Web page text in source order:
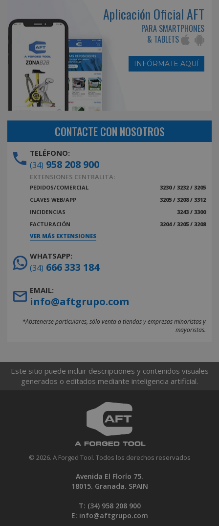
Aplicación Oficial AFT
PARA SMARTPHONES
& TABLETS
INFÓRMATE AQUÍ
CONTACTE CON NOSOTROS
TELÉFONO:
(34) 958 208 900
EXTENSIONES CENTRALITA:
PEDIDOS/COMERCIAL
3230 / 3232 / 3205
CLAVES WEB/APP
3205 / 3208 / 3312
INCIDENCIAS
3243 / 3300
FACTURACIÓN
3204 / 3205 / 3208
VER MÁS EXTENSIONES
WHATSAPP:
(34) 666 333 184
EMAIL:
info@aftgrupo.com
*Abstenerse particulares, sólo venta a tiendas y empresas minoristas y
mayoristas.
Este sitio puede incluir descripciones y contenidos visuales
generados o editados mediante inteligencia artificial.
© 2026. A Forged Tool. Todos los derechos reservados
Avenida El Florío 75.
18015. Granada. SPAIN
T: (34) 958 208 900
E: info@aftgrupo.com